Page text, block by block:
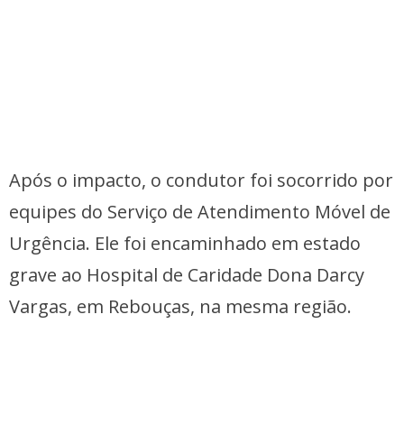
Após o impacto, o condutor foi socorrido por
equipes do Serviço de Atendimento Móvel de
Urgência. Ele foi encaminhado em estado
grave ao Hospital de Caridade Dona Darcy
Vargas, em Rebouças, na mesma região.